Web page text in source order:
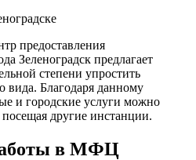
предоставления
Зеленоградск предлагает
степени упростить
вида. Благодаря данному
и городские услуги можно
другие инстанции.
в МФЦ